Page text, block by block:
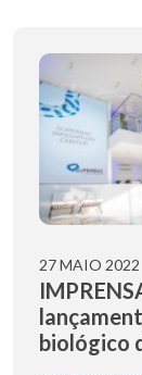
27 MAIO 2022
biológico